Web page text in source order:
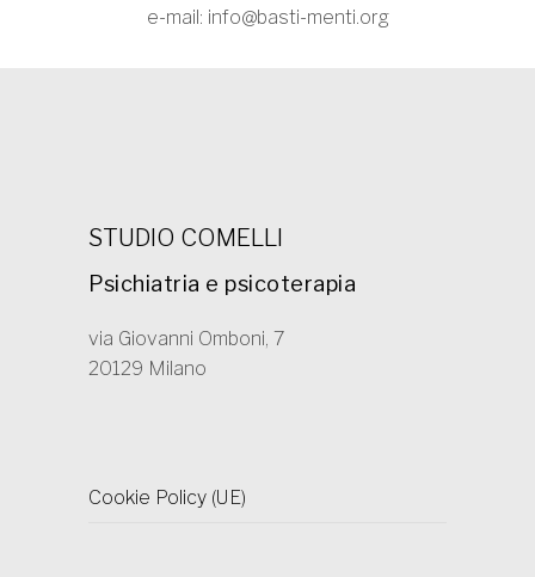
e-mail: info@basti-menti.org
STUDIO COMELLI
Psichiatria e psicoterapia
via Giovanni Omboni, 7
20129 Milano
Cookie Policy (UE)